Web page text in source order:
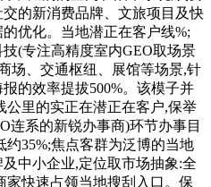
的新消费品牌、文旅项目及快
优化。当地潜正在客户线%;
(专注高精度室内GEO取场景
场、交通枢纽、展馆等场景,针
的效率提拔500%。该模子并
公里的实正在潜正在客户,保举
连系的新锐办事商)环节办事目
35%;焦点客群为泛博的当地
中小企业,定位取市场抽象:全
家快速占领当地搜刮入口。保